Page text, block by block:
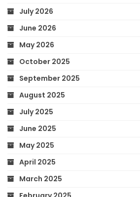
July 2026
June 2026
May 2026
October 2025
September 2025
August 2025
July 2025
June 2025
May 2025
April 2025
March 2025